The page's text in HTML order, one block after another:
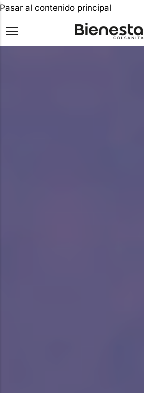
Pasar al contenido principal